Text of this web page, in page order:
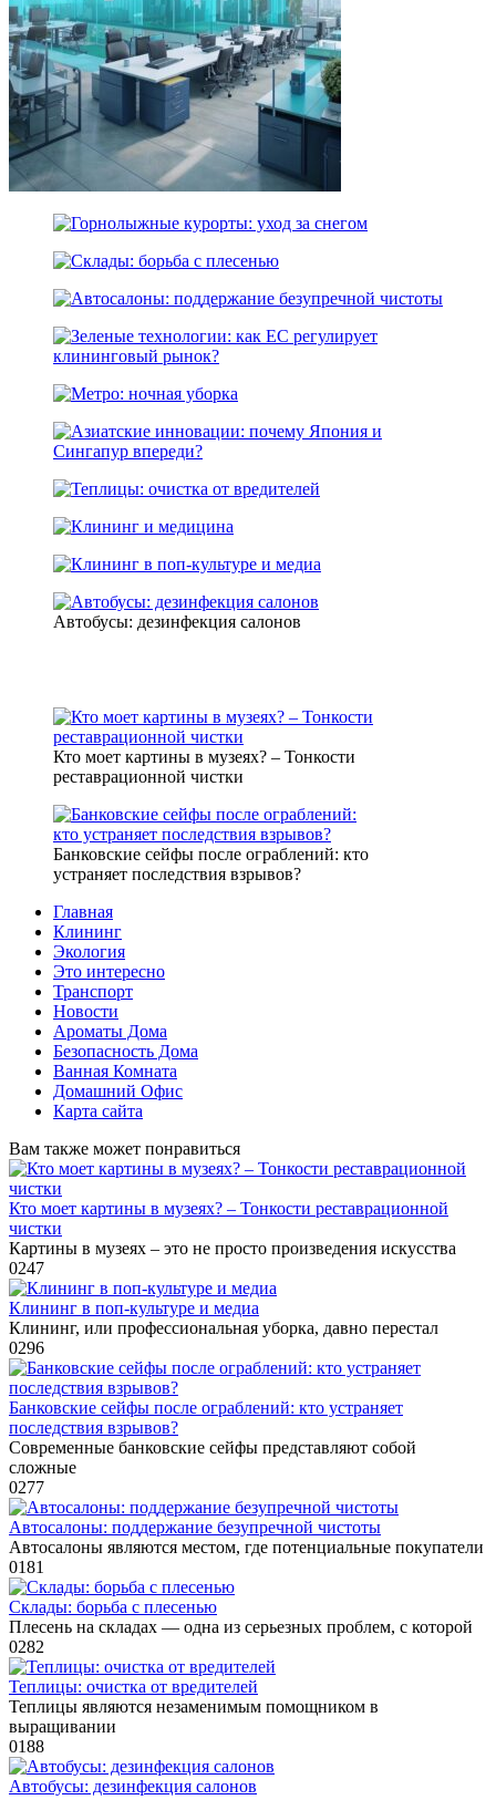
Автобусы: дезинфекция салонов
Кто моет картины в музеях? – Тонкости
реставрационной чистки
Банковские сейфы после ограблений: кто
устраняет последствия взрывов?
Главная
Клининг
Экология
Это интересно
Транспорт
Новости
Ароматы Дома
Безопасность Дома
Ванная Комната
Домашний Офис
Карта сайта
Вам также может понравиться
Кто моет картины в музеях? – Тонкости реставрационной
чистки
Картины в музеях – это не просто произведения искусства
0247
Клининг в поп-культуре и медиа
Клининг, или профессиональная уборка, давно перестал
0296
Банковские сейфы после ограблений: кто устраняет
последствия взрывов?
Современные банковские сейфы представляют собой
сложные
0277
Автосалоны: поддержание безупречной чистоты
Автосалоны являются местом, где потенциальные покупатели
0181
Склады: борьба с плесенью
Плесень на складах — одна из серьезных проблем, с которой
0282
Теплицы: очистка от вредителей
Теплицы являются незаменимым помощником в
выращивании
0188
Автобусы: дезинфекция салонов